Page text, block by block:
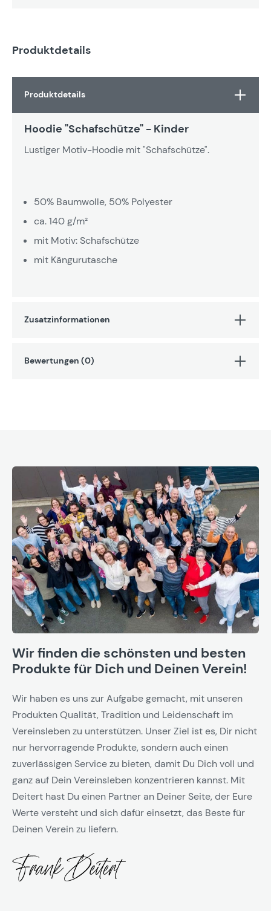
Produktdetails
Produktdetails
Hoodie "Schafschütze" - Kinder
Lustiger Motiv-Hoodie mit "Schafschütze".
50% Baumwolle, 50% Polyester
ca. 140 g/m²
mit Motiv: Schafschütze
mit Kängurutasche
Zusatzinformationen
Bewertungen (0)
Wir finden die schönsten und besten
Produkte für Dich und Deinen Verein!
Wir haben es uns zur Aufgabe gemacht, mit unseren
Produkten Qualität, Tradition und Leidenschaft im
Vereinsleben zu unterstützen. Unser Ziel ist es, Dir nicht
nur hervorragende Produkte, sondern auch einen
zuverlässigen Service zu bieten, damit Du Dich voll und
ganz auf Dein Vereinsleben konzentrieren kannst. Mit
Deitert hast Du einen Partner an Deiner Seite, der Eure
Werte versteht und sich dafür einsetzt, das Beste für
Deinen Verein zu liefern.